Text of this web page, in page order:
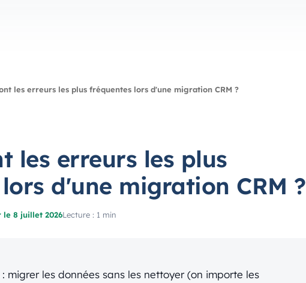
les erreurs les plus fréquentes lors d'une migration CRM ?
les erreurs les plus
d'une migration CRM ?
le 8 juillet 2026Lecture : 1 min
migrer les données sans les nettoyer (on importe les